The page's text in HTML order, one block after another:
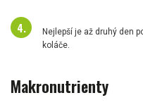
Nejlepší je až druhý den
koláče.
Makronutrienty